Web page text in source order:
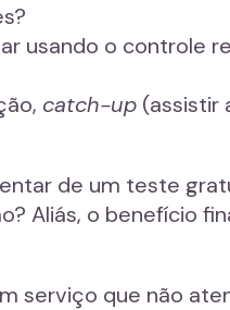
usando o controle
catch-up (assistir
de um teste
Aliás, o benefício
serviço que não